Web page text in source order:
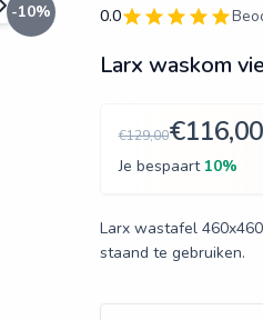
-10% 0.0
Larx waskom
€129,00€116,00
Je bespaart 10%
Larx wastafel
staand te gebruiken.